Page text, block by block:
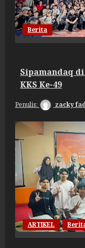
Berita
Sipamandaq
KKS Ke-49
zacky
ARTIKEL